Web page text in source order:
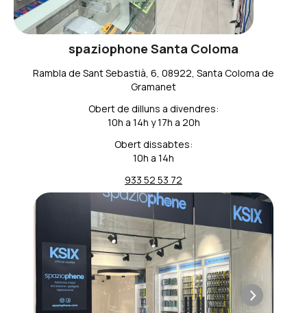
spaziophone Santa Coloma
Rambla de Sant Sebastià, 6, 08922, Santa Coloma de
Gramanet
Obert de dilluns a divendres:
10h a 14h y 17h a 20h
Obert dissabtes:
10h a 14h
933 52 53 72